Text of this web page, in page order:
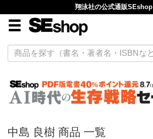
翔泳社の公式通販SEshop
中島 良樹 商品 一覧